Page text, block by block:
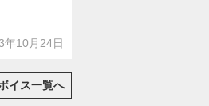
年10月24日
イス一覧へ